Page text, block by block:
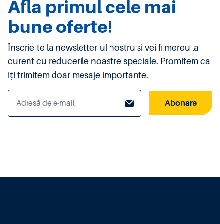
Afla primul cele mai
bune oferte!
Înscrie-te la newsletter-ul nostru si vei fi mereu la
curent cu reducerile noastre speciale. Promitem ca
iți trimitem doar mesaje importante.
Abonare